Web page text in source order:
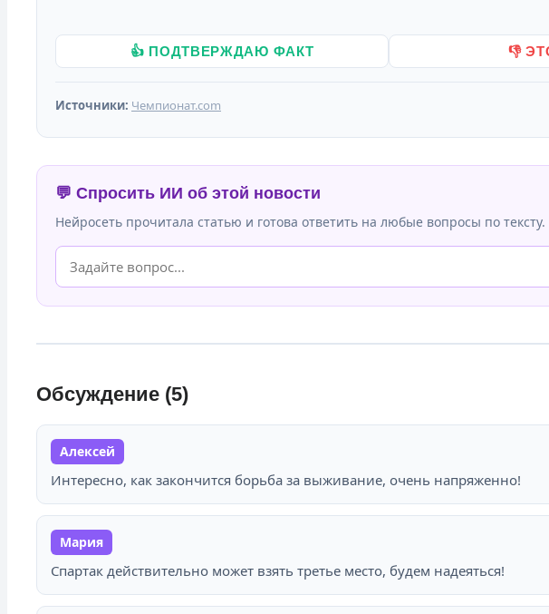
👍 ПОДТВЕРЖДАЮ ФАКТ 👎
Источники: Чемпионат.com
💬 Спросить ИИ об этой новости
Нейросеть прочитала статью и готова ответить на любые вопросы по тексту.
Обсуждение (5)
Алексей
Интересно, как закончится борьба за выживание, очень напряженно!
Мария
Спартак действительно может взять третье место, будем надеяться!